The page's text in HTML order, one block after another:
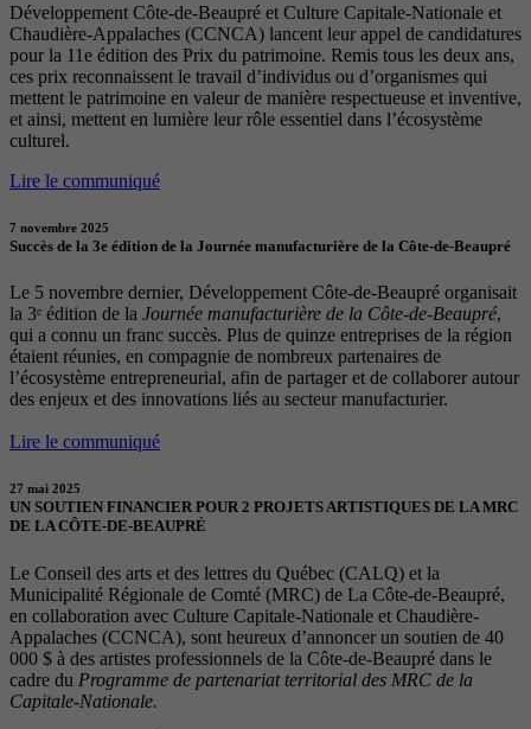
Développement Côte-de-Beaupré et Culture Capitale-Nationale et
Chaudière-Appalaches (CCNCA) lancent leur appel de candidatures
pour la 11e édition des Prix du patrimoine. Remis tous les deux ans,
ces prix reconnaissent le travail d’individus ou d’organismes qui
mettent le patrimoine en valeur de manière respectueuse et inventive,
et ainsi, mettent en lumière leur rôle essentiel dans l’écosystème
culturel.
Lire le communiqué
7 novembre 2025
Succès de la 3e édition de la Journée manufacturière de la Côte-de-Beaupré
Le 5 novembre dernier, Développement Côte-de-Beaupré organisait
la 3ᵉ édition de la Journée manufacturière de la Côte-de-Beaupré,
qui a connu un franc succès. Plus de quinze entreprises de la région
étaient réunies, en compagnie de nombreux partenaires de
l’écosystème entrepreneurial, afin de partager et de collaborer autour
des enjeux et des innovations liés au secteur manufacturier.
Lire le communiqué
27 mai 2025
UN SOUTIEN FINANCIER POUR 2 PROJETS ARTISTIQUES DE LA MRC
DE LA CÔTE-DE-BEAUPRÉ
Le Conseil des arts et des lettres du Québec (CALQ) et la
Municipalité Régionale de Comté (MRC) de La Côte-de-Beaupré,
en collaboration avec Culture Capitale-Nationale et Chaudière-
Appalaches (CCNCA), sont heureux d’annoncer un soutien de 40
000 $ à des artistes professionnels de la Côte-de-Beaupré dans le
cadre du Programme de partenariat territorial des MRC de la
Capitale-Nationale.